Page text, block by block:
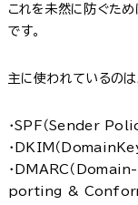
これを未然に防ぐため
です。
主に使われているの
・SPF（Sender
・DKIM（
・DMARC（
porting &